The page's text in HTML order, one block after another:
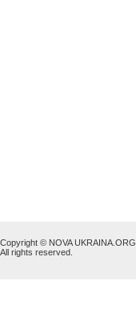
Copyright © NOVA UKRAINA.ORG
All rights reserved.